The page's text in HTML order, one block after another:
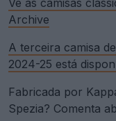
Vê as camisas
Archive
A terceira camisa
2024-25 está
Fabricada por
Spezia? Comenta